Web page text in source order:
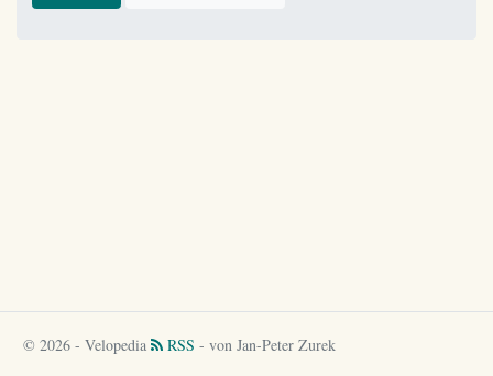
© 2026 - Velopedia RSS - von Jan-Peter Zurek